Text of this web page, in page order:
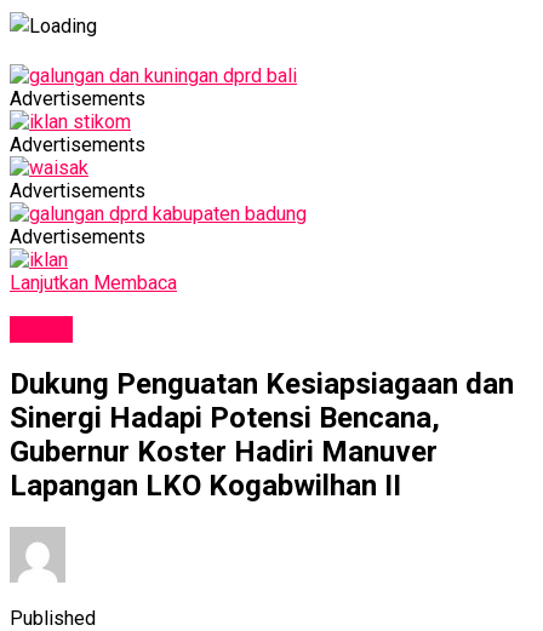
Advertisements
Advertisements
Advertisements
Advertisements
Lanjutkan Membaca
Dukung Penguatan Kesiapsiagaan dan
Sinergi Hadapi Potensi Bencana,
Gubernur Koster Hadiri Manuver
Lapangan LKO Kogabwilhan II
Published